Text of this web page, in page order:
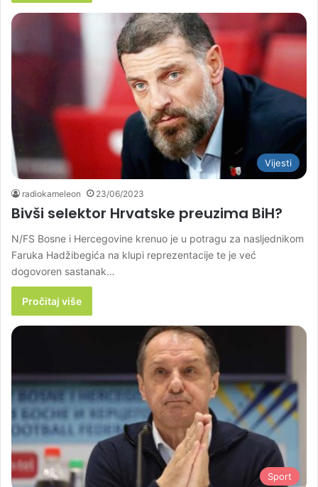
Vijesti
radiokameleon 23/06/2023
Bivši selektor Hrvatske preuzima BiH?
N/FS Bosne i Hercegovine krenuo je u potragu za nasljednikom
Faruka Hadžibegića na klupi reprezentacije te je već
dogovoren sastanak…
Pročitaj više
Sport